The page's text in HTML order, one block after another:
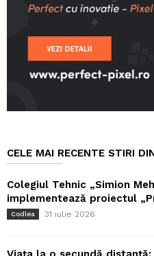
CELE MAI RECENTE STIRI
Colegiul Tehnic „Simion
implementează proiectul
Codlea 31 iulie 2026